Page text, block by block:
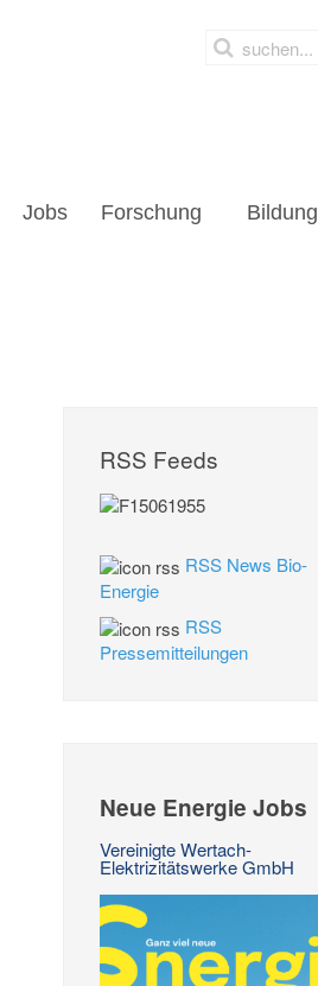
Jobs Forschung Bildung
RSS Feeds
RSS News Bio-
Energie
RSS
Pressemitteilungen
Neue Energie Jobs
Vereinigte Wertach-
Elektrizitätswerke GmbH